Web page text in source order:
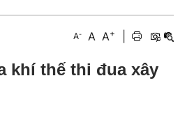
A- A A+
khí thế thi đua xây